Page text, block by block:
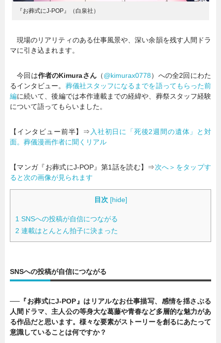
『お葬式にJ-POP』（白泉社）
現場のリアリティのある仕事風景や、深い余韻を残す人間ドラ
マに引き込まれます。
今回は作者のKimuraさん （@kimurax0778）への全2回にわた
るインタビュー。 葬儀社スタッフになるまでを語ってもらった前
編に続いて、後編では本作連載までの経緯や、葬祭スタッフ経験
について語ってもらいました。
【インタビュー前半】⇒ 入社初日に「死後2週間の遺体」と対
面。葬儀漫画作者に聞くリアル
【マンガ『お葬式にJ-POP』第1話を読む】⇒次へ＞をタップす
ると次の画像が見られます
目次 [hide]
1 SNSへの投稿が自信につながる
2 連載はとんとん拍子に決まった
SNSへの投稿が自信につながる
──『お葬式にJ-POP』はリアルなお仕事描写、感情を揺さぶる
人間ドラマ、主人公の等身大な葛藤や青春など多層的な魅力があ
る作品だと思います。様々な要素がストーリーを創るにあたって
意識していることは何ですか？